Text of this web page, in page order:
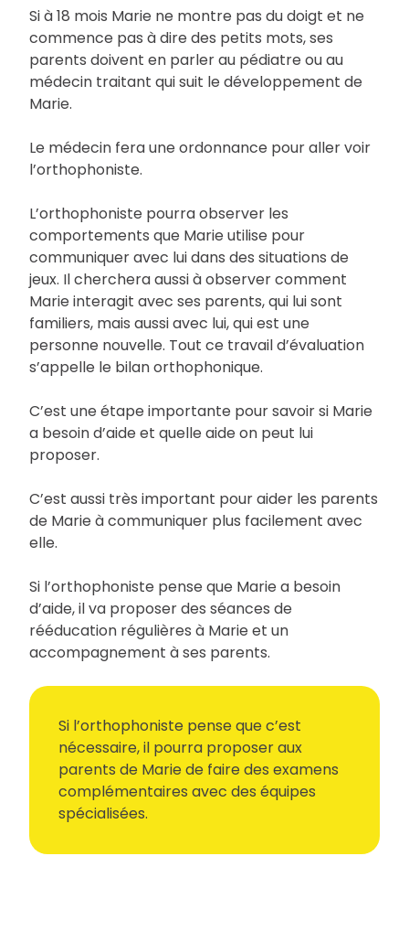
Si à 18 mois Marie ne montre pas du doigt et ne
commence pas à dire des petits mots, ses
parents doivent en parler au pédiatre ou au
médecin traitant qui suit le développement de
Marie.
Le médecin fera une ordonnance pour aller voir
l’orthophoniste.
L’orthophoniste pourra observer les
comportements que Marie utilise pour
communiquer avec lui dans des situations de
jeux. Il cherchera aussi à observer comment
Marie interagit avec ses parents, qui lui sont
familiers, mais aussi avec lui, qui est une
personne nouvelle. Tout ce travail d’évaluation
s’appelle le bilan orthophonique.
C’est une étape importante pour savoir si Marie
a besoin d’aide et quelle aide on peut lui
proposer.
C’est aussi très important pour aider les parents
de Marie à communiquer plus facilement avec
elle.
Si l’orthophoniste pense que Marie a besoin
d’aide, il va proposer des séances de
rééducation régulières à Marie et un
accompagnement à ses parents.
Si l’orthophoniste pense que c’est
nécessaire, il pourra proposer aux
parents de Marie de faire des examens
complémentaires avec des équipes
spécialisées.